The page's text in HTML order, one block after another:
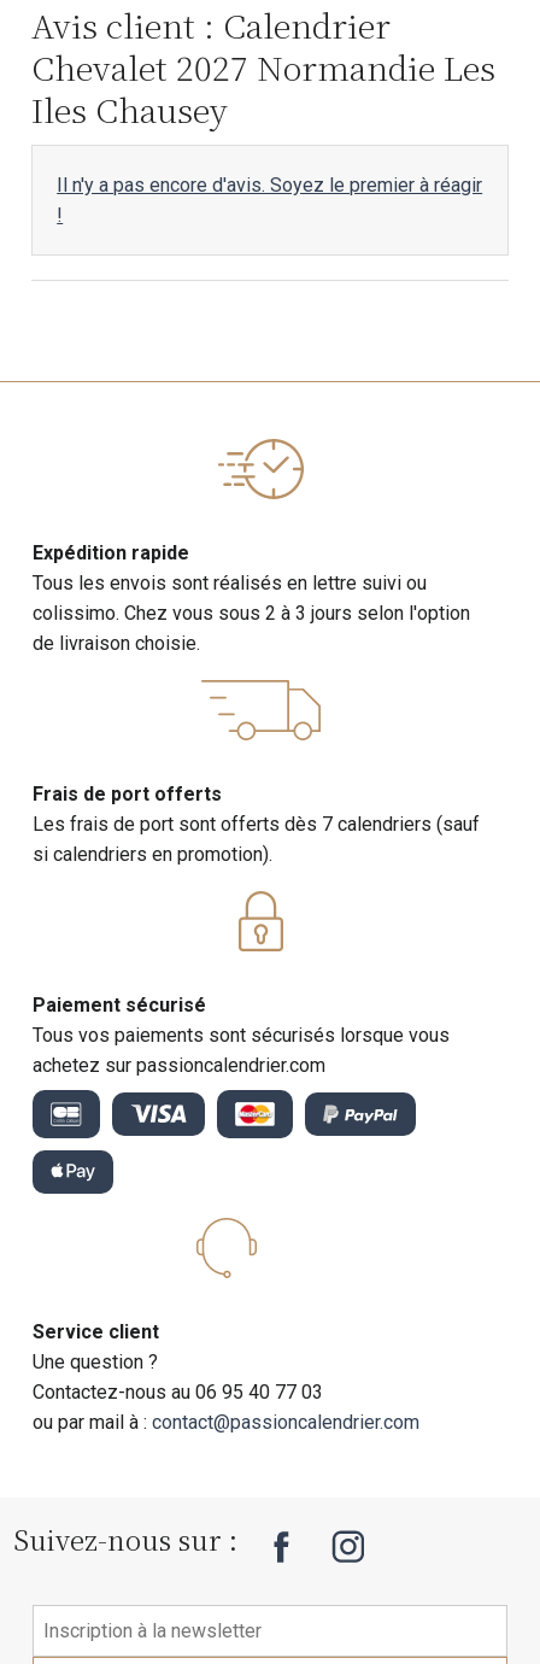
Avis client : Calendrier
Chevalet 2027 Normandie Les
Iles Chausey
Il n'y a pas encore d'avis. Soyez le premier à réagir
!
Expédition rapide
Tous les envois sont réalisés en lettre suivi ou
colissimo. Chez vous sous 2 à 3 jours selon l'option
de livraison choisie.
Frais de port offerts
Les frais de port sont offerts dès 7 calendriers (sauf
si calendriers en promotion).
Paiement sécurisé
Tous vos paiements sont sécurisés lorsque vous
achetez sur passioncalendrier.com
Service client
Une question ?
Contactez-nous au 06 95 40 77 03
ou par mail à :contact@passioncalendrier.com
Suivez-nous sur :